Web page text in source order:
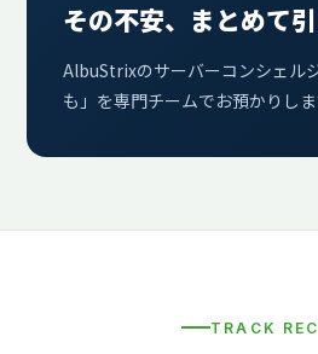
その不安、まとめて引
AlbuStrixのサーバーコンシェル
も」を専門チームでお預かりしま
TRACK